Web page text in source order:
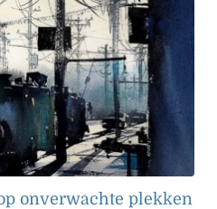
onverwachte plekken